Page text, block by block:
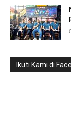
Ikuti Kami di